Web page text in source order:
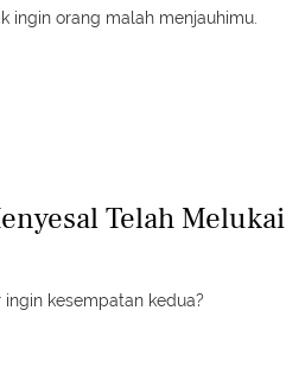
ingin orang malah menjauhimu.
Telah Melukai
kesempatan kedua?